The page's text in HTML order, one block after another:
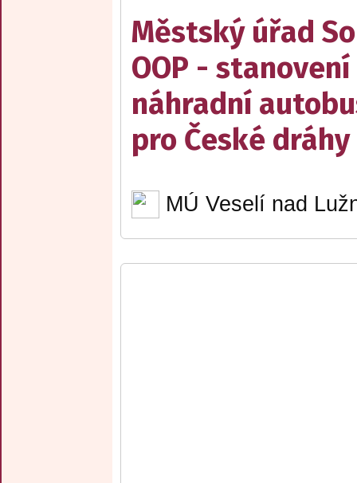
Městský úřad
OOP -
náhradní
pro České dráhy
MÚ Veselí nad